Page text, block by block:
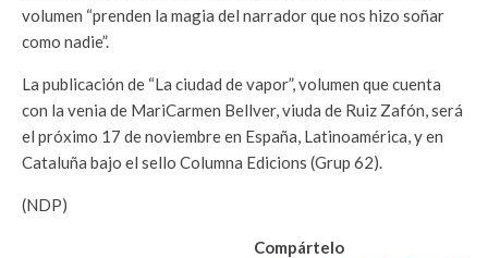
volumen “prenden la magia del narrador que nos hizo soñar
como nadie”.
La publicación de “La ciudad de vapor”, volumen que cuenta
con la venia de MariCarmen Bellver, viuda de Ruiz Zafón, será
el próximo 17 de noviembre en España, Latinoamérica, y en
Cataluña bajo el sello Columna Edicions (Grup 62).
(NDP)
Compártelo